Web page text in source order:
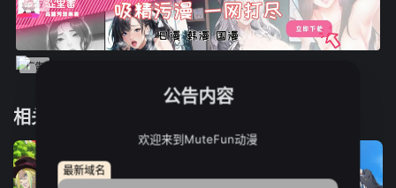
相关推荐
公告内容
欢迎来到MuteFun动漫
最新域名